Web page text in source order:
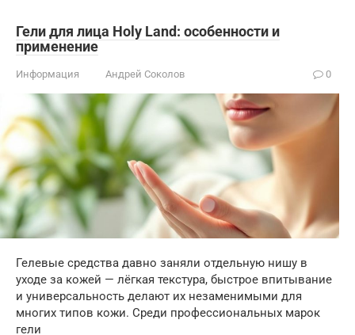
Гели для лица Holy Land: особенности и
применение
Информация Андрей Соколов 0
Гелевые средства давно заняли отдельную нишу в
уходе за кожей — лёгкая текстура, быстрое впитывание
и универсальность делают их незаменимыми для
многих типов кожи. Среди профессиональных марок
гели